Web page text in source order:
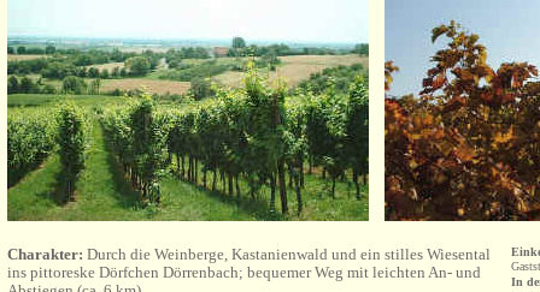
Charakter: Durch die Weinberge, Kastanienwald und ein stilles Wiesental
ins pittoreske Dörfchen Dörrenbach; bequemer Weg mit leichten An- und
In